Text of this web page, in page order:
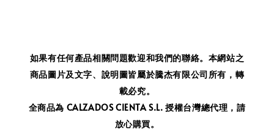
如果有任何產品相關問題歡迎和我們的聯絡。 本網站之
商品圖片及文字、說明圖皆屬於騰杰有限公司所有，轉
載必究。
全商品為 CALZADOS CIENTA S.L. 授權台灣總代理，請
放心購買。